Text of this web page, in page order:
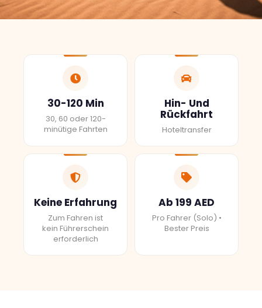
30-120 Min
30, 60 oder 120-
minütige Fahrten
Hin- Und
Rückfahrt
Hoteltransfer
Keine Erfahrung
Zum Fahren ist
kein Führerschein
erforderlich
Ab 199 AED
Pro Fahrer (Solo) •
Bester Preis